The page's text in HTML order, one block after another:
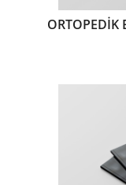
ORTOPEDİK